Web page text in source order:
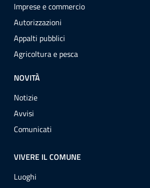
Imprese e commercio
Autorizzazioni
Appalti pubblici
Agricoltura e pesca
NOVITÀ
Notizie
Avvisi
Comunicati
VIVERE IL COMUNE
Luoghi